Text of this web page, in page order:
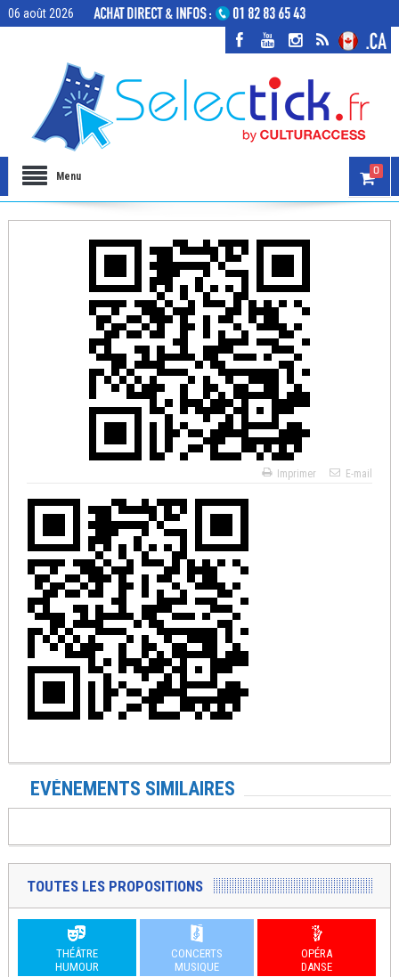
06 août 2026
Menu 0
Imprimer E-mail
EVÉNEMENTS SIMILAIRES
TOUTES LES PROPOSITIONS
THÉÂTRE
HUMOUR
CONCERTS
MUSIQUE
OPÉRA
DANSE